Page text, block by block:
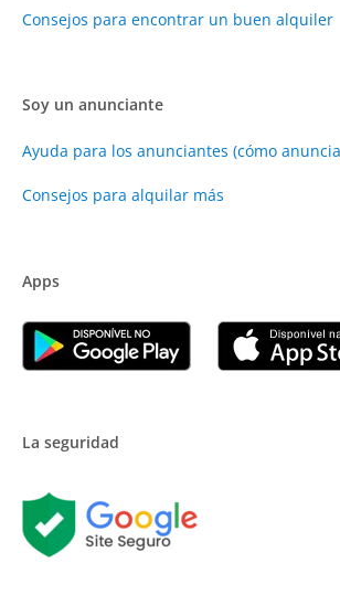
Consejos para encontrar un buen alquiler
Soy un anunciante
Ayuda para los anunciantes (cómo
Consejos para alquilar más
Apps
La seguridad